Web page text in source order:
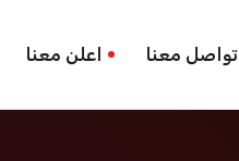
تواصل معنا اعلن معنا